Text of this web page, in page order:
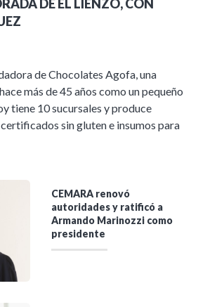
DE EL LIENZO, CON
de Chocolates Agofa, una
más de 45 años como un pequeño
tiene 10 sucursales y produce
sin gluten e insumos para
CEMARA renovó
autoridades y ratificó a
Armando Marinozzi como
presidente